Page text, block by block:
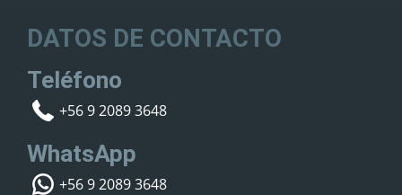
DATOS DE CONTACTO
Teléfono
+56 9 2089 3648
WhatsApp
+56 9 2089 3648